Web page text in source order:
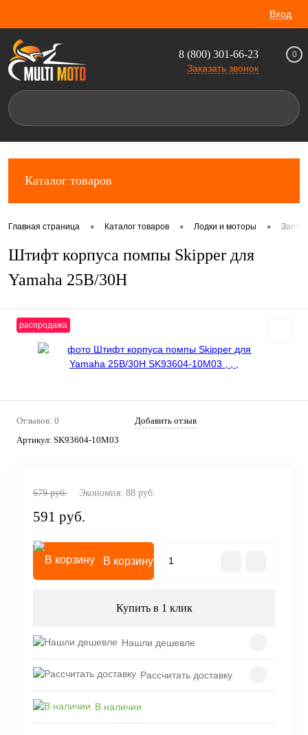
Вход
8 (800) 301-66-23
Заказать звонок
0
Каталог товаров
Главная страница • Каталог товаров • Лодки и моторы •
Штифт корпуса помпы Skipper для
Yamaha 25B/30H
распродажа
Отзывов: 0
Добавить отзыв
Артикул: SK93604-10M03
679 руб. Экономия: 88 руб.
591 руб.
В корзину
Купить в 1 клик
Нашли дешевле
Рассчитать доставку
В наличии